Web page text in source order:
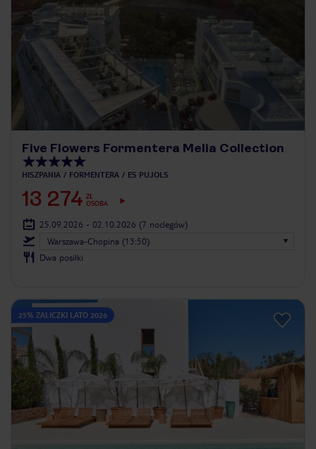
Five Flowers Formentera Melia Collection
HISZPANIA FORMENTERA ES PUJOLS
13 274 ZŁ
OSOBA
25.09.2026 - 02.10.2026 (7 noclegów)
Warszawa-Chopina (13:50)
Dwa posiłki
25% ZALICZKI LATO 2026